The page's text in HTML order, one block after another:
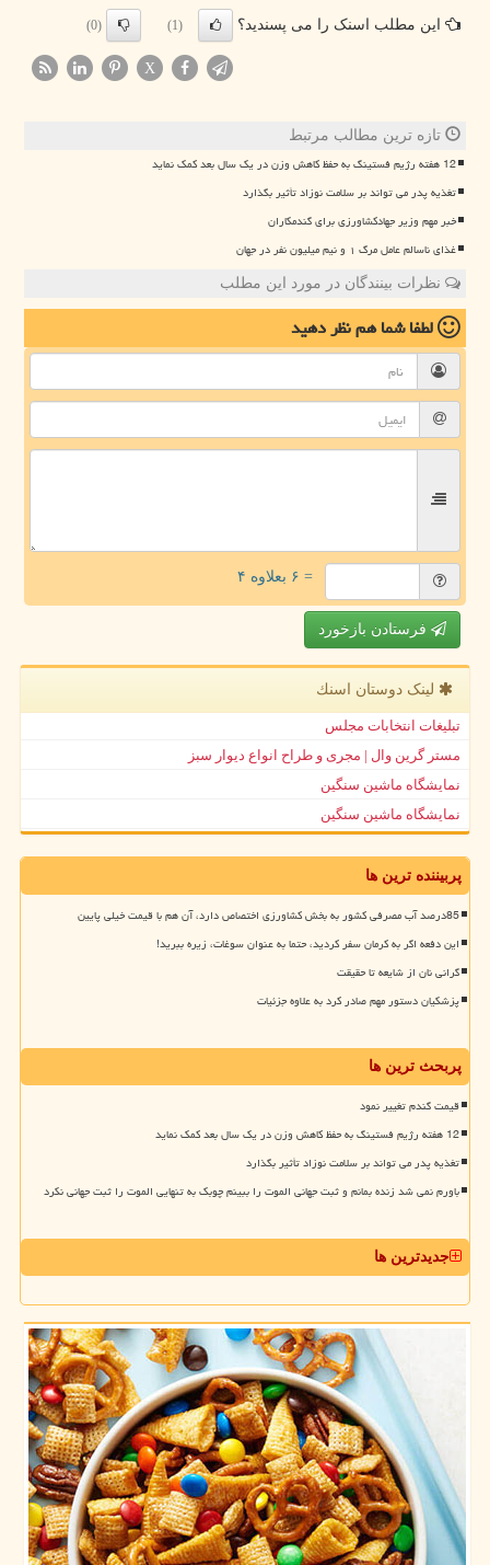
این مطلب اسنک را می پسندید؟ (1)
(0)
X
تازه ترین مطالب مرتبط
12 هفته رژیم فستینگ به حفظ کاهش وزن در یک سال بعد کمک نماید
تغذیه پدر می تواند بر سلامت نوزاد تأثیر بگذارد
خبر مهم وزیر جهادکشاورزی برای گندمکاران
غذای ناسالم عامل مرگ ۱ و نیم میلیون نفر در جهان
نظرات بینندگان در مورد این مطلب
لطفا شما همنظر دهید
= ۶ بعلاوه ۴
فرستادن بازخورد
لینک دوستان اسنك
تبلیغات انتخابات مجلس
مستر گرین وال | مجری و طراح انواع دیوار سبز
نمایشگاه ماشین سنگین
نمایشگاه ماشین سنگین
پربیننده ترین ها
85درصد آب مصرفی کشور به بخش کشاورزی اختصاص دارد، آن هم با قیمت خیلی پایین
این دفعه اگر به کرمان سفر کردید، حتما به عنوان سوغات، زیره ببرید!
گرانی نان از شایعه تا حقیقت
پزشکیان دستور مهم صادر کرد به علاوه جزئیات
پربحث ترین ها
قیمت گندم تغییر نمود
12 هفته رژیم فستینگ به حفظ کاهش وزن در یک سال بعد کمک نماید
تغذیه پدر می تواند بر سلامت نوزاد تأثیر بگذارد
باورم نمی شد زنده بمانم و ثبت جهانی الموت را ببینم چوبک به تنهایی الموت را ثبت جهانی نکرد
جدیدترین ها